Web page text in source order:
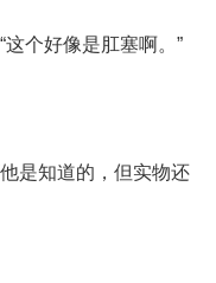
个好像是肛塞啊。”
是知道的，但实物还